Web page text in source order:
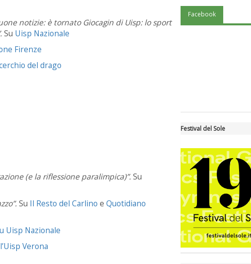
notizie: è tornato Giocagin di Uisp: lo sport
Su Uisp Nazionale
Firenze
del drago
(e la riflessione paralimpica)”. Su
Su Il Resto del Carlino e Quotidiano
Uisp Nazionale
Verona
Facebook
Festival del Sole